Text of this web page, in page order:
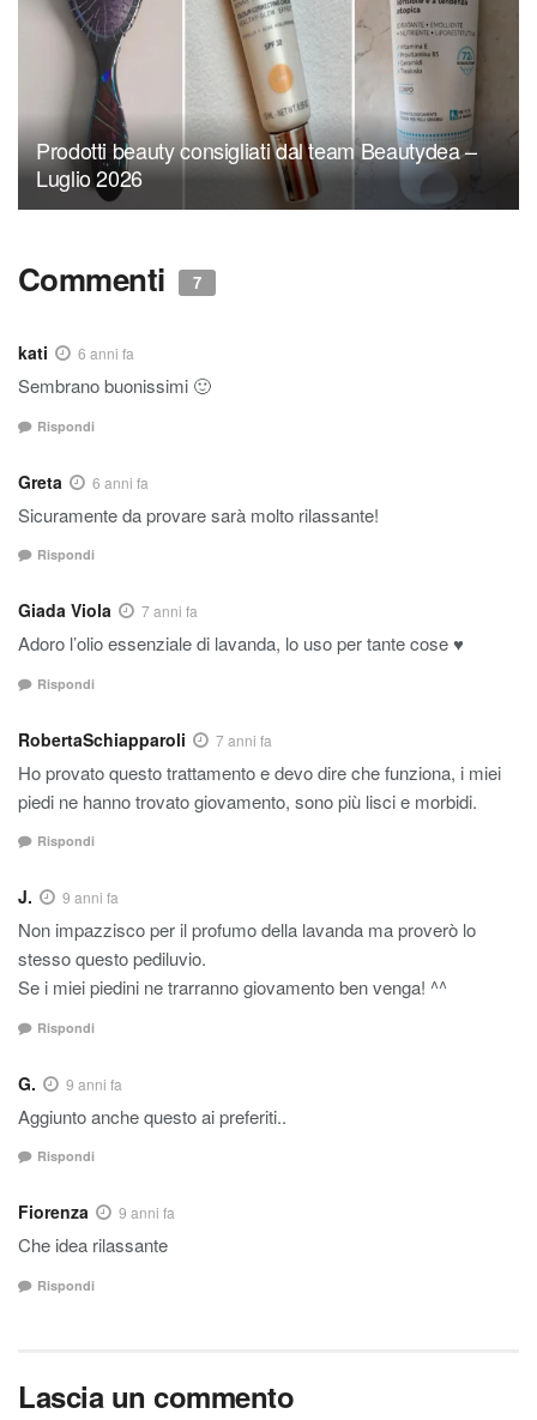
Prodotti beauty consigliati dal team Beautydea –
Luglio 2026
Commenti 7
kati 6 anni fa
Sembrano buonissimi 🙂
Rispondi
Greta 6 anni fa
Sicuramente da provare sarà molto rilassante!
Rispondi
Giada Viola 7 anni fa
Adoro l’olio essenziale di lavanda, lo uso per tante cose ♥️
Rispondi
RobertaSchiapparoli 7 anni fa
Ho provato questo trattamento e devo dire che funziona, i miei
piedi ne hanno trovato giovamento, sono più lisci e morbidi.
Rispondi
J. 9 anni fa
Non impazzisco per il profumo della lavanda ma proverò lo
stesso questo pediluvio.
Se i miei piedini ne trarranno giovamento ben venga! ^^
Rispondi
G. 9 anni fa
Aggiunto anche questo ai preferiti..
Rispondi
Fiorenza 9 anni fa
Che idea rilassante
Rispondi
Lascia un commento